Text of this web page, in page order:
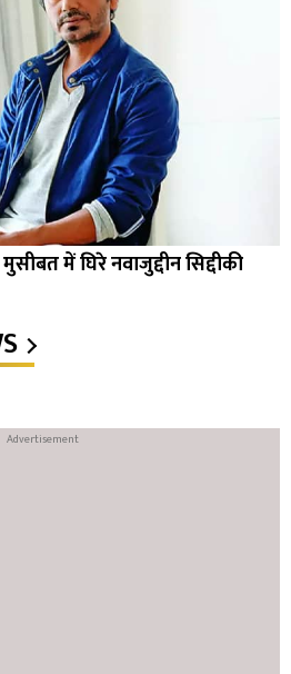
में घिरे नवाजुद्दीन सिद्दीकी